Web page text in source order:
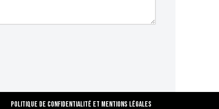
Politique de confidentialité et Mentions Légales